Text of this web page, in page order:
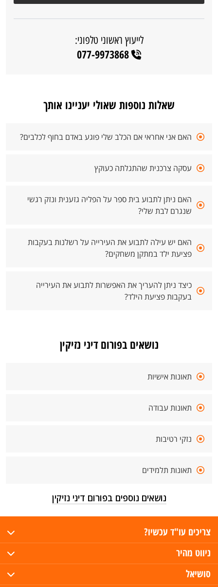
לייעוץ ראשוני טלפוני:
077-9973868
שאלות נוספות שאולי יעניינו אותך
האם אני אחראי אם הכלב שלי פוגע באדם בחוף לכלבים?
עסקה צרכנית שהתגלתה כעוקץ
האם ניתן לתבוע בית ספר על הפליה גזענית ונזק רגשי
שנגרם לבת שלי?
האם יש עילה לתבוע את העירייה על רשלנות בעקבות
פציעת ילד במתקן משחקים?
כיצד ניתן להעריך את האפשרות לתבוע את העירייה
בעקבות פציעת הילד?
נושאים בפורום דיני נזיקין
תאונות אישיות
תאונות עבודה
נזקי רטיבות
תאונות תלמידים
נושאים נוספים בפורום דיני נזיקין
צריכים עו"ד עכשיו?
ניווט מהיר
סושיאל